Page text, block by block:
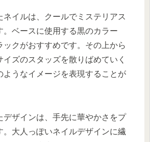
ネイルは、クールでミステリアス
。ベースに使用する黒のカラー
ックがおすすめです。その上から
イズのスタッズを散りばめていく
ようなイメージを表現することが
デザインは、手先に華やかさをプ
。大人っぽいネイルデザインに繊